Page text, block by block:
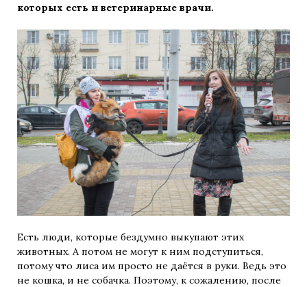
которых есть и ветеринарные врачи.
Есть люди, которые бездумно выкупают этих
животных. А потом не могут к ним подступиться,
потому что лиса им просто не даётся в руки. Ведь это
не кошка, и не собачка. Поэтому, к сожалению, после